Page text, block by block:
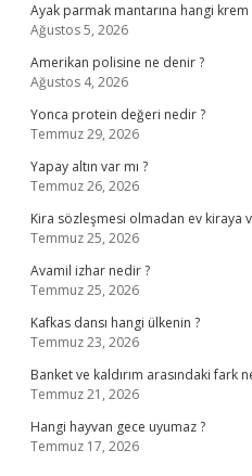
Ayak parmak mantarına hangi krem
Ağustos 5, 2026
Amerikan polisine ne denir ?
Ağustos 4, 2026
Yonca protein değeri nedir ?
Temmuz 29, 2026
Yapay altın var mı ?
Temmuz 26, 2026
Kira sözleşmesi olmadan ev kiraya
Temmuz 25, 2026
Avamil izhar nedir ?
Temmuz 25, 2026
Kafkas dansı hangi ülkenin ?
Temmuz 23, 2026
Banket ve kaldırım arasındaki fark
Temmuz 21, 2026
Hangi hayvan gece uyumaz ?
Temmuz 17, 2026